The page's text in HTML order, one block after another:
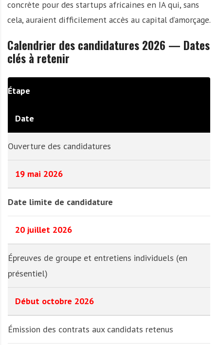
concrète pour des startups africaines en IA qui, sans
cela, auraient difficilement accès au capital d’amorçage.
Calendrier des candidatures 2026 — Dates
clés à retenir
Étape
Date
Ouverture des candidatures
19 mai 2026
Date limite de candidature
20 juillet 2026
Épreuves de groupe et entretiens individuels (en
présentiel)
Début octobre 2026
Émission des contrats aux candidats retenus